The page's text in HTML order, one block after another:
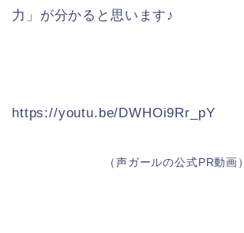
力」が分かると思います♪
https://youtu.be/DWHOi9Rr_pY
（声ガールの公式PR動画）